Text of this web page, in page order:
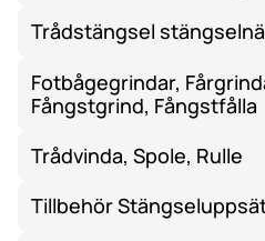
Trådstängsel
Fotbågegrindar,
Fångstgrind, Fångstfålla
Trådvinda, Spole, Rulle
Tillbehör